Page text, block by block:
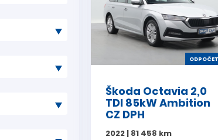
Škoda Octavia 2,0
TDI 85kW Ambition
CZ DPH
2022 | 81 458 km